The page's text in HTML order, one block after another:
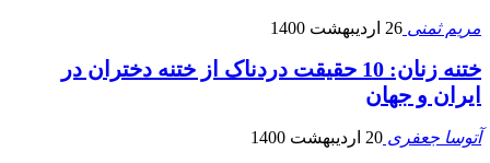
مریم ثمنی 26 اردیبهشت 1400
ختنه زنان: 10 حقیقت دردناک از ختنه دختران در
ایران و جهان
آتوسا جعفری 20 اردیبهشت 1400